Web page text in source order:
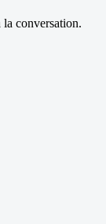
conversation.